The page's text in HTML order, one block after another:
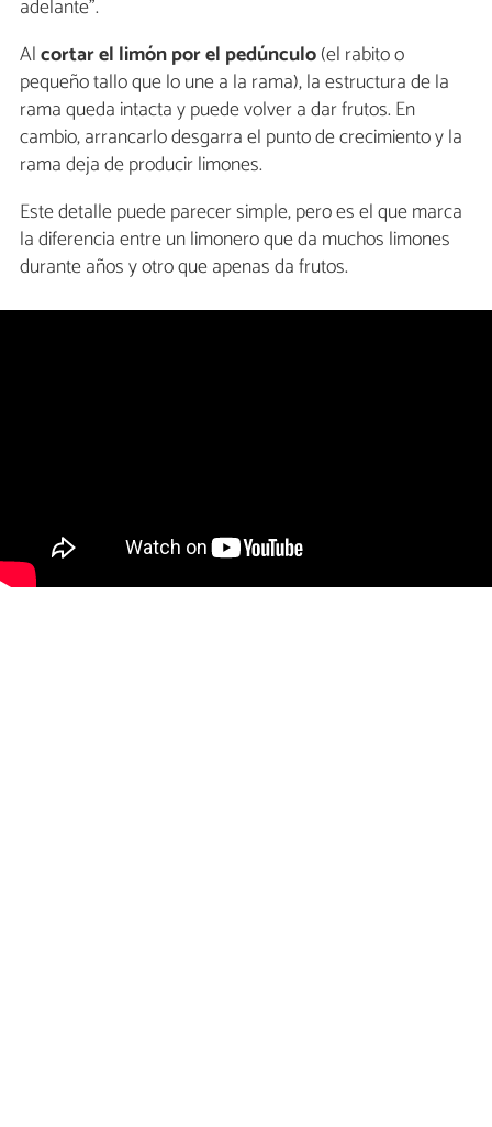
adelante”.
Alcortar el limón por el pedúnculo(el rabito o
pequeño tallo que lo une a la rama), la estructura de la
rama queda intacta y puede volver a dar frutos. En
cambio, arrancarlo desgarra el punto de crecimiento y la
rama deja de producir limones.
Este detalle puede parecer simple, pero es el que marca
la diferencia entre un limonero que da muchos limones
durante años y otro que apenas da frutos.